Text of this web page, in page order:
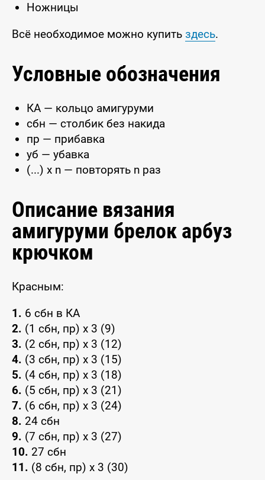
Ножницы
Всё необходимое можно купить здесь.
Условные обозначения
КА — кольцо амигуруми
сбн — столбик без накида
пр — прибавка
уб — убавка
(...) x n — повторять n раз
Описание вязания
амигуруми брелок арбуз
крючком
Красным:
1. 6 сбн в КА
2. (1 сбн, пр) х 3 (9)
3. (2 сбн, пр) х 3 (12)
4. (3 сбн, пр) х 3 (15)
5. (4 сбн, пр) х 3 (18)
6. (5 сбн, пр) х 3 (21)
7. (6 сбн, пр) х 3 (24)
8. 24 сбн
9. (7 сбн, пр) х 3 (27)
10. 27 сбн
11. (8 сбн, пр) х 3 (30)